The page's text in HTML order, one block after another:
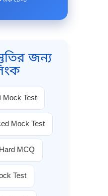
জন্য
Mock Test
Mock Test
MCQ
Test